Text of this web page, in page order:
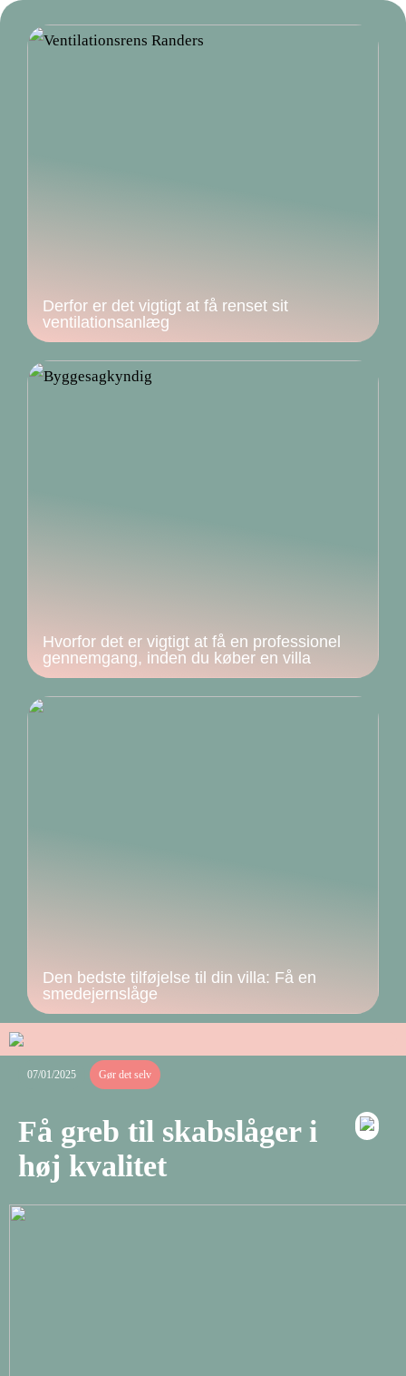
Derfor er det vigtigt at få renset sit
ventilationsanlæg
Hvorfor det er vigtigt at få en professionel
gennemgang, inden du køber en villa
Den bedste tilføjelse til din villa: Få en
smedejernslåge
07/01/2025 Gør det selv
Få greb til skabslåger i
høj kvalitet